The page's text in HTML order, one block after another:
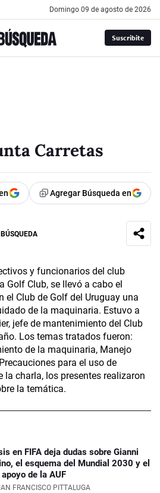
domingo 09 de agosto de 2026
Suscribite
Carretas
Agregar Búsqueda en
y funcionarios del club
Golf Club, se llevó a cabo el
el Club de Golf del Uruguay una
de la maquinaria. Estuvo a
jefe de mantenimiento del Club
Los temas tratados fueron:
de la maquinaria, Manejo
para el uso de
charla, los presentes realizaron
la temática.
en FIFA deja dudas sobre Gianni
el esquema del Mundial 2030 y el
de la AUF
FRANCISCO PITTALUGA